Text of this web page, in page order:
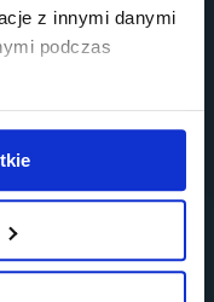
z innymi danymi
podczas